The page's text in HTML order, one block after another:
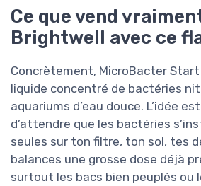
Ce que vend
Brightwell avec ce
Concrètement, MicroBacter Start
liquide concentré de bactéries
aquariums d’eau douce. L’idée
d’attendre que les bactéries
seules sur ton filtre, ton sol, tes
balances une grosse dose déjà
surtout les bacs bien peuplés ou